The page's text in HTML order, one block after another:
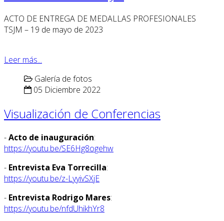
ACTO DE ENTREGA DE MEDALLAS PROFESIONALES
TSJM – 19 de mayo de 2023
Leer más...
Galería de fotos
05 Diciembre 2022
Visualización de Conferencias
-Acto de inauguración:
https://youtu.be/SE6Hg8ogehw
- Entrevista Eva Torrecilla:
https://youtu.be/z-LyyivSXjE
- Entrevista Rodrigo Mares:
https://youtu.be/nfdUhikhYr8